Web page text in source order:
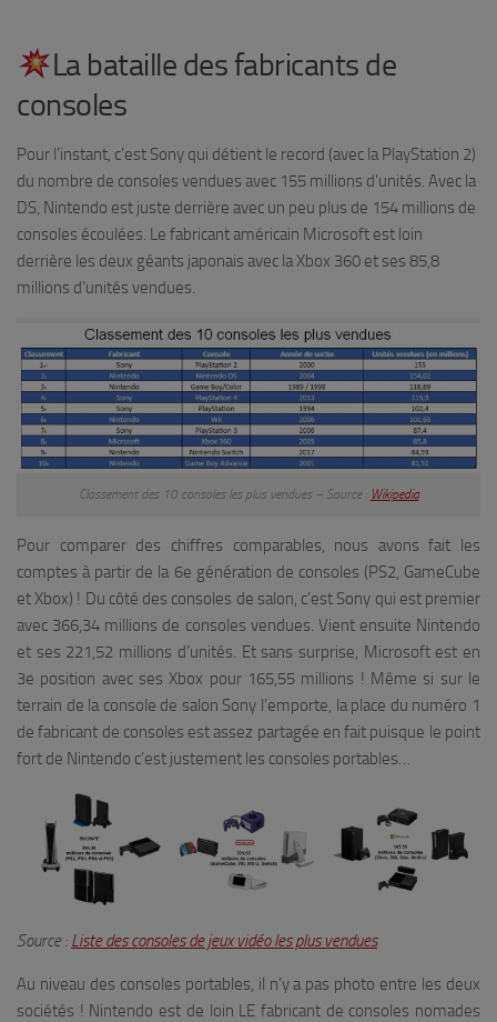
La bataille des fabricants de
consoles
Pour l’instant, c’est Sony qui détient le record (avec la PlayStation 2)
du nombre de consoles vendues avec 155 millions d’unités. Avec la
DS, Nintendo est juste derrière avec un peu plus de 154 millions de
consoles écoulées. Le fabricant américain Microsoft est loin
derrière les deux géants japonais avec la Xbox 360 et ses 85,8
millions d’unités vendues.
Classement des 10 consoles les plus vendues – Source : Wikipedia
Pour comparer des chiffres comparables, nous avons fait les
comptes à partir de la 6e génération de consoles (PS2, GameCube
et Xbox) ! Du côté des consoles de salon, c’est Sony qui est premier
avec 366,34 millions de consoles vendues. Vient ensuite Nintendo
et ses 221,52 millions d’unités. Et sans surprise, Microsoft est en
3e position avec ses Xbox pour 165,55 millions ! Même si sur le
terrain de la console de salon Sony l’emporte, la place du numéro 1
de fabricant de consoles est assez partagée en fait puisque le point
fort de Nintendo c’est justement les consoles portables…
Source : Liste des consoles de jeux vidéo les plus vendues
Au niveau des consoles portables, il n’y a pas photo entre les deux
sociétés ! Nintendo est de loin LE fabricant de consoles nomades